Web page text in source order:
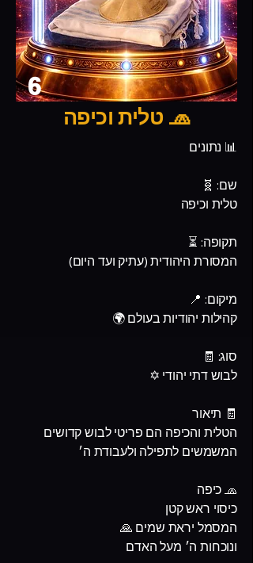
6
🧢 טלית וכיפה
📊 נתונים
שם: 🧬
טלית וכיפה
תקופה: ⏳
המסורת היהודית (עתיק ועד היום)
מיקום: 📍
קהילות יהודיות בעולם 🌍
סוג: 🧾
לבוש דתי יהודי ✡️
🧾 תיאור
הטלית והכיפה הם פריטי לבוש קדושים
המשמשים לתפילה ולעבודת ה׳
🧢 כיפה
כיסוי ראש קטן
המסמל יראת שמים 🙏
ונוכחות ה׳ מעל האדם